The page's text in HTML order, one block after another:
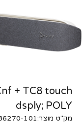
+ TC8 touch
dsply; POLY
מק"ט מוצר:2200-86270-101